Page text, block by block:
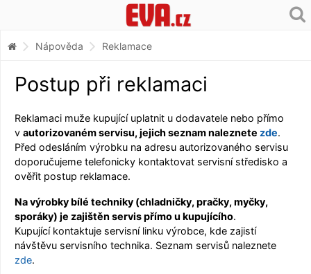
Nápověda Reklamace
Postup při reklamaci
Reklamaci muže kupující uplatnit u dodavatele nebo přímo
v autorizovaném servisu, jejich seznam naleznete zde.
Před odesláním výrobku na adresu autorizovaného servisu
doporučujeme telefonicky kontaktovat servisní středisko a
ověřit postup reklamace.
Na výrobky bílé techniky (chladničky, pračky, myčky,
sporáky) je zajištěn servis přímo u kupujícího.
Kupující kontaktuje servisní linku výrobce, kde zajistí
návštěvu servisního technika. Seznam servisů naleznete
zde.